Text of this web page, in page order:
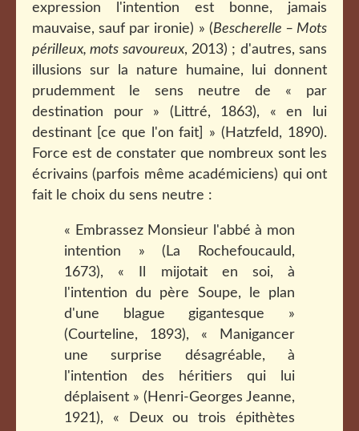
expression l'intention est bonne, jamais
mauvaise, sauf par ironie) » (Bescherelle – Mots
périlleux, mots savoureux, 2013) ; d'autres, sans
illusions sur la nature humaine, lui donnent
prudemment le sens neutre de « par
destination pour » (Littré, 1863), « en lui
destinant [ce que l'on fait] » (Hatzfeld, 1890).
Force est de constater que nombreux sont les
écrivains (parfois même académiciens) qui ont
fait le choix du sens neutre :
« Embrassez Monsieur l'abbé à mon
intention » (La Rochefoucauld,
1673), « Il mijotait en soi, à
l'intention du père Soupe, le plan
d'une blague gigantesque »
(Courteline, 1893), « Manigancer
une surprise désagréable, à
l'intention des héritiers qui lui
déplaisent » (Henri-Georges Jeanne,
1921), « Deux ou trois épithètes